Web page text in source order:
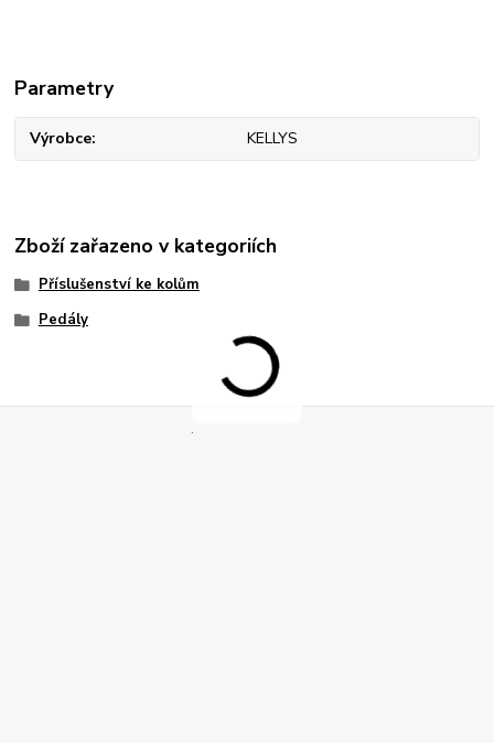
Parametry
Výrobce KELLYS
Zboží zařazeno v kategoriích
Příslušenství ke kolům
Pedály
.